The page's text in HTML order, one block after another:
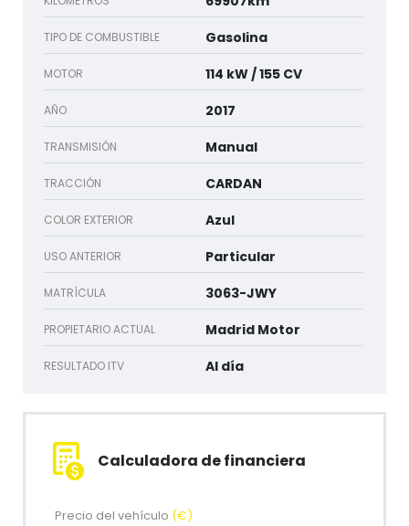
TIPO DE COMBUSTIBLE Gasolina
MOTOR 114 kW / 155 CV
AÑO 2017
TRANSMISIÓN Manual
TRACCIÓN CARDAN
COLOR EXTERIOR Azul
USO ANTERIOR Particular
MATRÍCULA 3063-JWY
PROPIETARIO ACTUAL Madrid Motor
RESULTADO ITV Al día
Calculadora de financiera
Precio del vehículo (€)